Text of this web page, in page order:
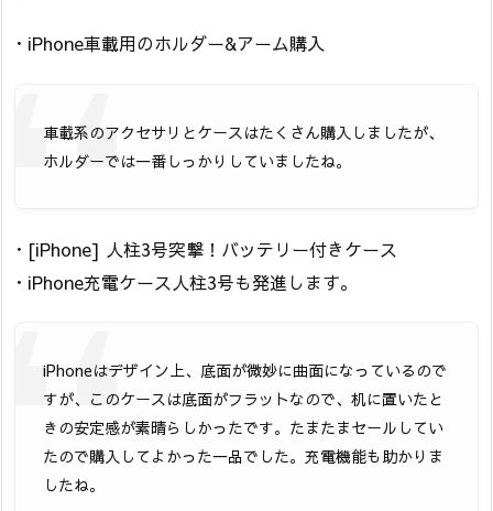
・iPhone車載用のホルダー&アーム購入
車載系のアクセサリとケースはたくさん購入しましたが、
ホルダーでは一番しっかりしていましたね。
・[iPhone] 人柱3号突撃！バッテリー付きケース
・iPhone充電ケース人柱3号も発進します。
iPhoneはデザイン上、底面が微妙に曲面になっているので
すが、このケースは底面がフラットなので、机に置いたと
きの安定感が素晴らしかったです。たまたまセールしてい
たので購入してよかった一品でした。充電機能も助かりま
したね。